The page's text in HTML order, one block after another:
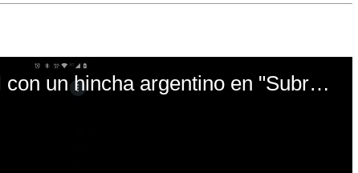
El mal momento de Yanina Gasañol con un hincha argentino en "Subrayado"